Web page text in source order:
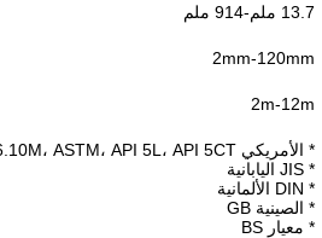
13.7 ملم-914 ملم
2mm-120mm
2m-12m
* الأمريكي ASME B36.10M، ASTM، API 5L، API 5CT
* JIS اليابانية
* DIN الألمانية
* الصينية GB
* معيار BS